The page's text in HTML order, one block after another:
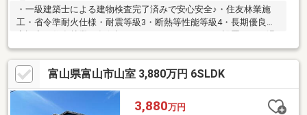
・一級建築士による建物検査完了済みで安心安全♪・住友林業施
工・省令準耐火仕様・耐震等級3・断熱等性能等級4・長期優良住
水式床暖房・EV充電用コンセント・Low-E複層ガラス・引渡/令和
9年2月末以降可能・取引条件有効期限/2026年10月末日・東側道
路幅員6.0ｍ(融雪なし）・駐車場/2台(カーポート内2台)・公共上
下水道、北陸電力、都市ガス・住友林業60年保証システム引継ぎ
富山県富山市山室 3,880万円 6SLDK
3,880万円